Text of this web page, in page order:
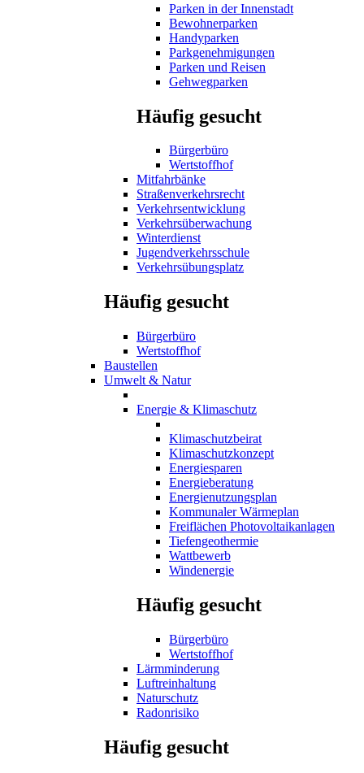
Parken in der Innenstadt
Bewohnerparken
Handyparken
Parkgenehmigungen
Parken und Reisen
Gehwegparken
Häufig gesucht
Bürgerbüro
Wertstoffhof
Mitfahrbänke
Straßenverkehrsrecht
Verkehrsentwicklung
Verkehrsüberwachung
Winterdienst
Jugendverkehrsschule
Verkehrsübungsplatz
Häufig gesucht
Bürgerbüro
Wertstoffhof
Baustellen
Umwelt & Natur
Energie & Klimaschutz
Klimaschutzbeirat
Klimaschutzkonzept
Energiesparen
Energieberatung
Energienutzungsplan
Kommunaler Wärmeplan
Freiflächen Photovoltaikanlagen
Tiefengeothermie
Wattbewerb
Windenergie
Häufig gesucht
Bürgerbüro
Wertstoffhof
Lärmminderung
Luftreinhaltung
Naturschutz
Radonrisiko
Häufig gesucht